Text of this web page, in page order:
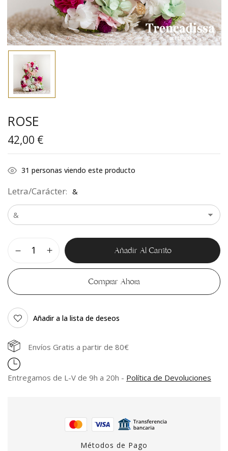
ROSE
42,00 €
31 personas viendo este producto
Letra/Carácter &
Añadir Al Carrito
Comprar Ahora
Añadir a la lista de deseos
Envíos Gratis a partir de 80€
Entregamos de L-V de 9h a 20h - Política de Devoluciones
Métodos de Pago